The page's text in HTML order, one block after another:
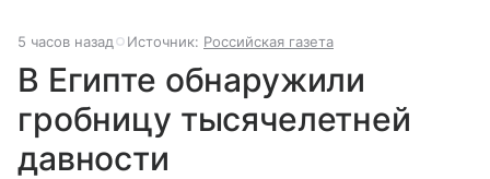
5 часов назад Источник: Российская газета
В Египте обнаружили
гробницу тысячелетней
давности